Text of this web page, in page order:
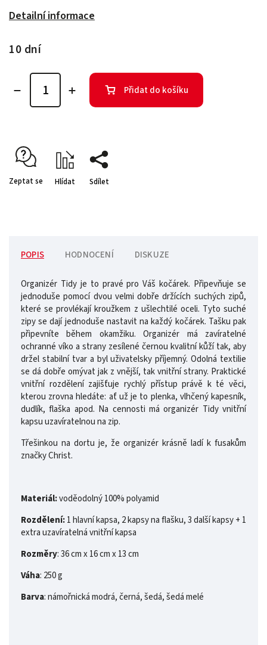
Detailní informace
10 dní
Přidat do košíku
Zeptat se Hlídat Sdílet
POPIS HODNOCENÍ DISKUZE
Organizér Tidy je to pravé pro Váš kočárek. Připevňuje se
jednoduše pomocí dvou velmi dobře držících suchých zipů,
které se provlékají kroužkem z ušlechtilé oceli. Tyto suché
zipy se dají jednoduše nastavit na každý kočárek. Tašku pak
připevníte během okamžiku. Organizér má zavíratelné
ochranné víko a strany zesílené černou kvalitní kůží tak, aby
držel stabilní tvar a byl uživatelsky příjemný. Odolná textilie
se dá dobře omývat jak z vnější, tak vnitřní strany. Praktické
vnitřní rozdělení zajišťuje rychlý přístup právě k té věci,
kterou zrovna hledáte: ať už je to plenka, vlhčený kapesník,
dudlík, flaška apod. Na cennosti má organizér Tidy vnitřní
kapsu uzavíratelnou na zip.
Třešinkou na dortu je, že organizér krásně ladí k fusakům
značky Christ.
Materiál:voděodolný 100% polyamid
Rozdělení:1 hlavní kapsa, 2 kapsy na flašku, 3 další kapsy + 1
extra uzavíratelná vnitřní kapsa
Rozměry: 36 cm x 16 cm x 13 cm
Váha: 250 g
Barva: námořnická modrá, černá, šedá, šedá melé